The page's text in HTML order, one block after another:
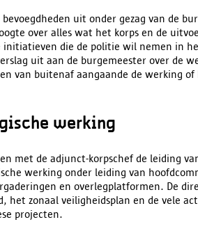
uit onder gezag van de
over alles wat het korps en de
initiatieven die de politie wil nemen in
uit aan de burgemeester over de
van buitenaf aangaande de werking
werking
met de adjunct-korpschef de leiding
werking onder leiding van
en overlegplatformen. De
het zonaal veiligheidsplan en de vele
projecten.